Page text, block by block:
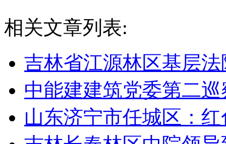
相关文章列表:
吉林省江源林区基层
中能建建筑党委第二
山东济宁市任城区：